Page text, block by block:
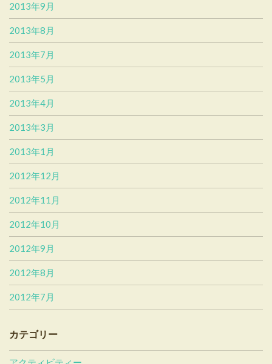
2013年9月
2013年8月
2013年7月
2013年5月
2013年4月
2013年3月
2013年1月
2012年12月
2012年11月
2012年10月
2012年9月
2012年8月
2012年7月
カテゴリー